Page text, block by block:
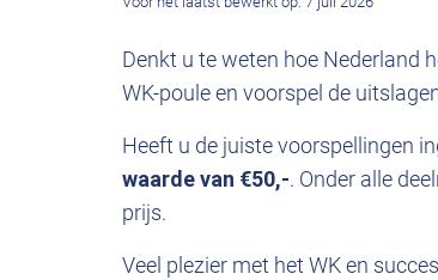
Denkt u te weten hoe Nederland
WK-poule en voorspel de
Heeft u de juiste voorspellingen
waarde van €50,-. Onder alle
prijs.
Veel plezier met het WK en